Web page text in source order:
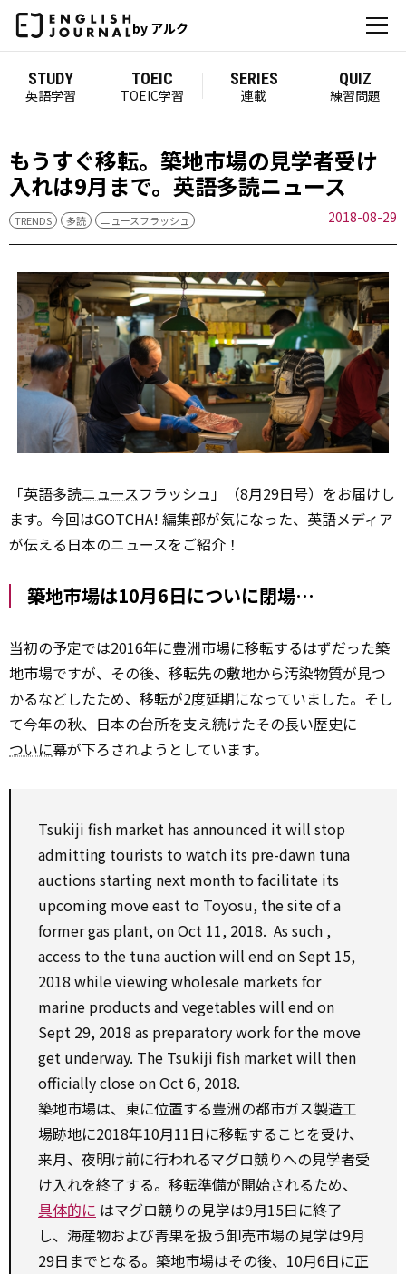
by アルク
STUDY
英語学習
TOEIC
TOEIC学習
SERIES
連載
QUIZ
練習問題
もうすぐ移転。築地市場の見学者受け
入れは9月まで。英語多読ニュース
TRENDS 多読 ニュースフラッシュ 2018-08-29
「英語多読ニュースフラッシュ」（8月29日号）をお届けし
ます。今回はGOTCHA! 編集部が気になった、英語メディア
が伝える日本のニュースをご紹介！
築地市場は10月6日についに閉場…
当初の予定では2016年に豊洲市場に移転するはずだった築
地市場ですが、その後、移転先の敷地から汚染物質が見つ
かるなどしたため、移転が2度延期になっていました。そし
て今年の秋、日本の台所を支え続けたその長い歴史に
ついに幕が下ろされようとしています。
Tsukiji fish market has announced it will stop
admitting tourists towatch its pre-dawn tuna
auctions starting next month tofacilitate its
upcoming move east to Toyosu, thesiteof a
formergas plant,onOct 11, 2018. As such ,
access to the tunaauctionwill end on Sept 15,
2018 whileviewingwholesale markets for
marine products and vegetables will end on
Sept 29, 2018 as preparatorywork forthe move
get underway. The Tsukiji fish market will then
officiallycloseonOct 6, 2018.
築地市場は、東に位置する豊洲の都市ガス製造工
場跡地に2018年10月11日に移転することを受け、
来月、夜明け前に行われるマグロ競りへの見学者受
け入れを終了する。移転準備が開始されるため、
具体的に はマグロ競りの見学は9月15日に終了
し、海産物および青果を扱う卸売市場の見学は9月
29日までとなる。築地市場はその後、10月6日に正